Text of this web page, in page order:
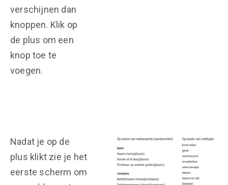
verschijnen dan
knoppen. Klik op
de plus om een
knop toe te
voegen.
Nadat je op de
plus klikt zie je het
eerste scherm om